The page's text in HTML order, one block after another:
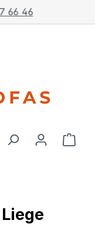
1.000€**